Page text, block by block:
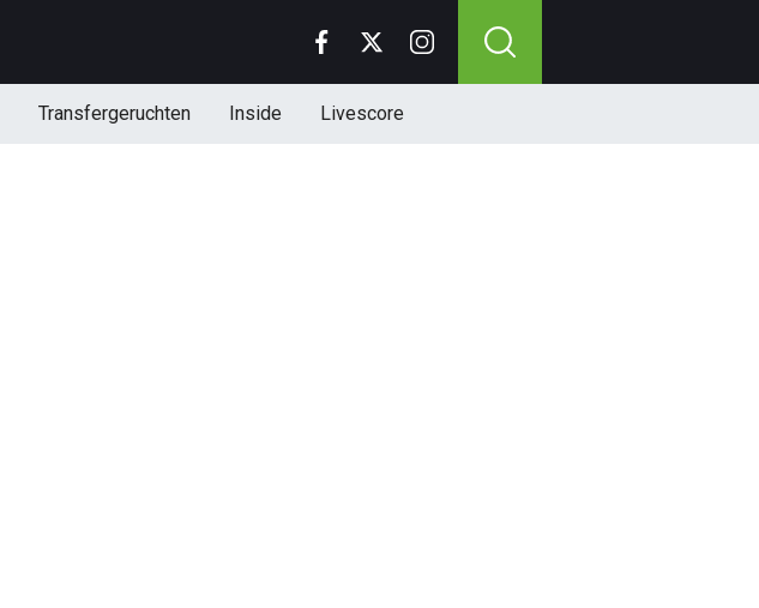
Transfergeruchten Inside Livescore